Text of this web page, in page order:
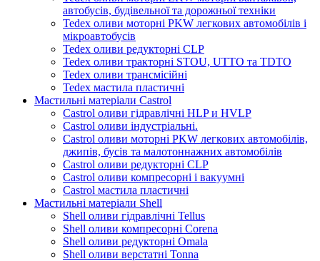
автобусів, будівельної та дорожньої техніки
Tedex оливи моторні PKW легкових автомобілів і
мікроавтобусів
Tedex оливи редукторні CLP
Tedex оливи тракторні STOU, UTTO та TDTO
Tedex оливи трансмісійні
Tedex мастила пластичні
Мастильні матеріали Castrol
Castrol оливи гідравлічні HLP и HVLP
Castrol оливи індустріальні.
Castrol оливи моторні PKW легкових автомобілів,
джипів, бусів та малотоннажних автомобілів
Castrol оливи редукторні CLP
Castrol оливи компресорні і вакуумні
Castrol мастила пластичні
Мастильні матеріали Shell
Shell оливи гідравлічні Tellus
Shell оливи компресорні Corena
Shell оливи редукторні Omala
Shell оливи верстатні Tonna